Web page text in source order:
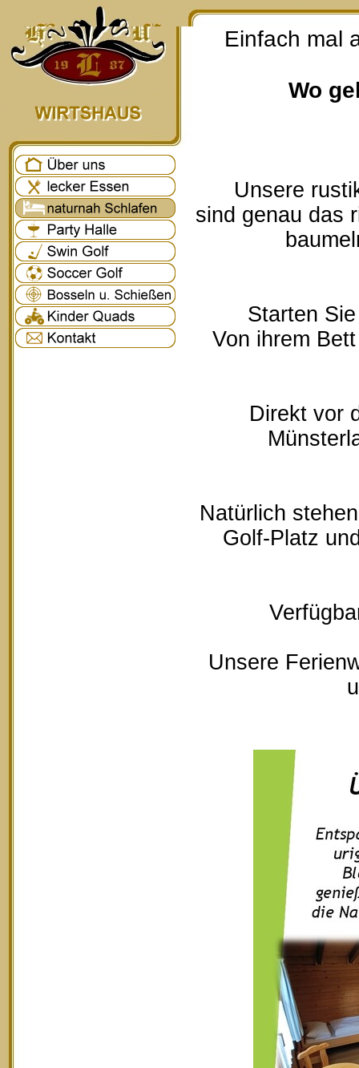
Einfach mal
Wo
Unsere
sind genau das
Starten
Von ihrem
Direkt vor
Natürlich
Golf-Platz
Unsere